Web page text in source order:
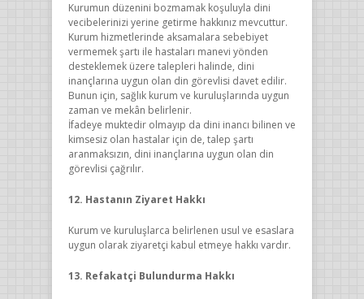
Kurumun düzenini bozmamak koşuluyla dini
vecibelerinizi yerine getirme hakkınız mevcuttur.
Kurum hizmetlerinde aksamalara sebebiyet
vermemek şartı ile hastaları manevi yönden
desteklemek üzere talepleri halinde, dini
inançlarına uygun olan din görevlisi davet edilir.
Bunun için, sağlık kurum ve kuruluşlarında uygun
zaman ve mekân belirlenir.
İfadeye muktedir olmayıp da dini inancı bilinen ve
kimsesiz olan hastalar için de, talep şartı
aranmaksızın, dini inançlarına uygun olan din
görevlisi çağrılır.
12. Hastanın Ziyaret Hakkı
Kurum ve kuruluşlarca belirlenen usul ve esaslara
uygun olarak ziyaretçi kabul etmeye hakkı vardır.
13. Refakatçi Bulundurma Hakkı